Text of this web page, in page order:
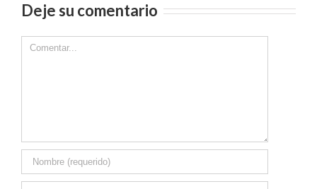
Deje su comentario
Comment